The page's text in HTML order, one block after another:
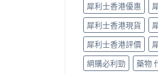
犀利士香港優惠
犀利士香港現貨
犀利士香港評價
網購必利勁
藥物